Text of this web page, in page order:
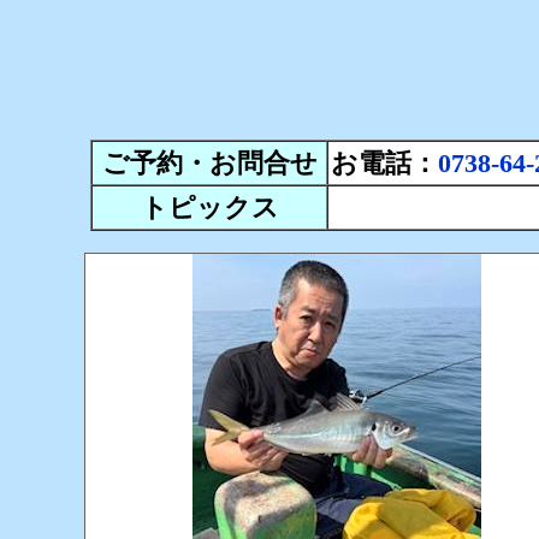
ご予約・お問合せ お電話： 0738-
トピックス